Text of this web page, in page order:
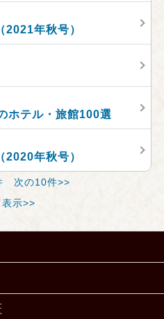
年秋号）
ホテル・旅館100選
年秋号）
次の10件>>
示>>